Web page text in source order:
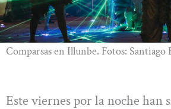
Comparsas en Illunbe. Fotos: Santiago
Este viernes por la noche han